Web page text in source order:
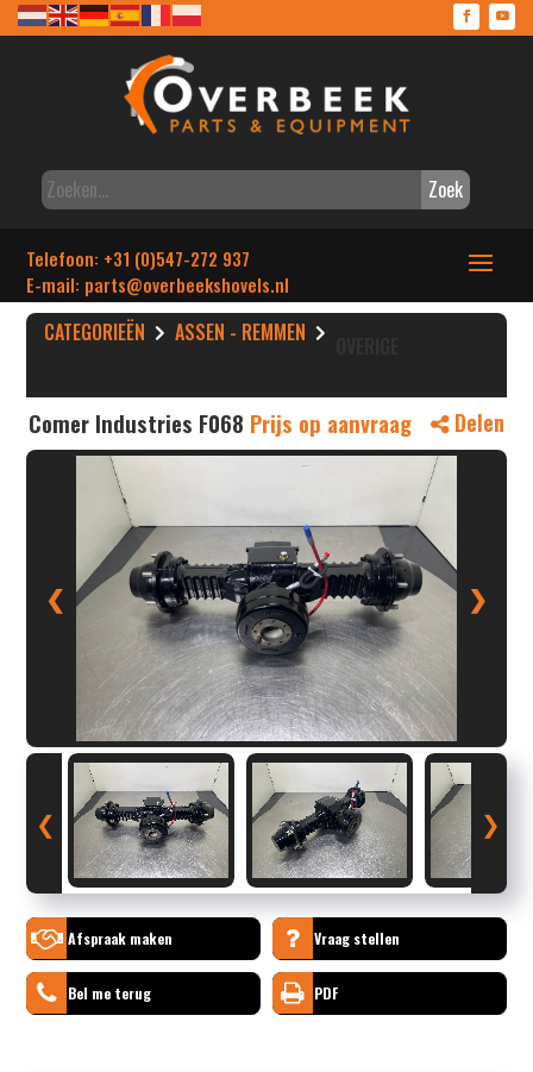
Zoek
Telefoon: +31 (0)547-272 937
E-mail: parts@overbeekshovels.nl
CATEGORIEËN ASSEN - REMMEN
Comer Industries F068 Prijs op aanvraag Delen
❮ ❯
❮ ❯
Afspraak maken Vraag stellen
Bel me terug PDF